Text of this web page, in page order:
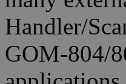
Handler/
GOM-804/